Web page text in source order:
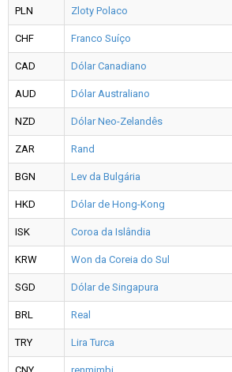
PLN Zloty Polaco
CHF Franco Suíço
CAD Dólar Canadiano
AUD Dólar Australiano
NZD Dólar Neo-Zelandês
ZAR Rand
BGN Lev da Bulgária
HKD Dólar de Hong-Kong
ISK Coroa da Islândia
KRW Won da Coreia do Sul
SGD Dólar de Singapura
BRL Real
TRY Lira Turca